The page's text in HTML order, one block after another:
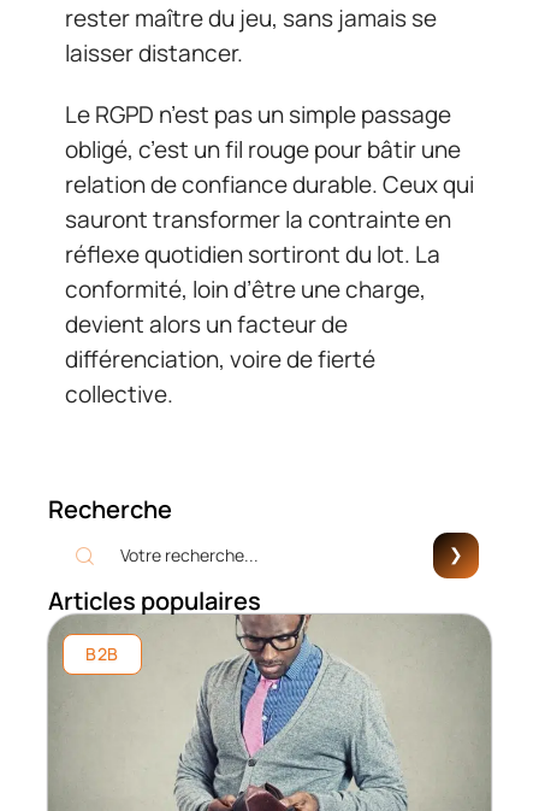
rester maître du jeu, sans jamais se
laisser distancer.
Le RGPD n’est pas un simple passage
obligé, c’est un fil rouge pour bâtir une
relation de confiance durable. Ceux qui
sauront transformer la contrainte en
réflexe quotidien sortiront du lot. La
conformité, loin d’être une charge,
devient alors un facteur de
différenciation, voire de fierté
collective.
Recherche
Articles populaires
B2B